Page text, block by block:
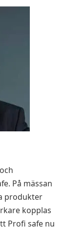
På mässan
produkter
kopplas
Profi safe nu